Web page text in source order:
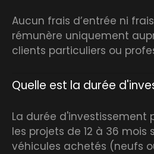
Aucun frais d’entrée ni
rémunère uniquement
clients particuliers ou
Quelle est la durée
La durée d'investissement
les projets de 12 à 36 mois
véhicules achetés (neufs